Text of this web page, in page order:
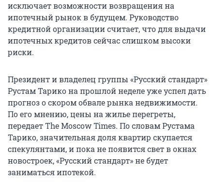
исключает возможности возвращения на
ипотечный рынок в будущем. Руководство
кредитной организации считает, что для выдачи
ипотечных кредитов сейчас слишком высоки
риски.
Президент и владелец группы «Русский стандарт»
Рустам Тарико на прошлой неделе уже успел дать
прогноз о скором обвале рынка недвижимости.
По его мнению, цены на жилье перегреты,
передает The Moscow Times. По словам Рустама
Тарико, значительная доля квартир скупается
спекулянтами, и пока не появится свет в окнах
новостроек, «Русский стандарт» не будет
заниматься ипотекой.